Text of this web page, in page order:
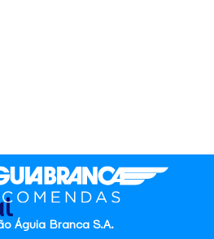
Águia Branca S.A.